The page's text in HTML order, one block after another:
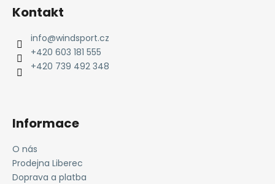
Kontakt
info@windsport.cz
+420 603 181 555
+420 739 492 348
Informace
O nás
Prodejna Liberec
Doprava a platba